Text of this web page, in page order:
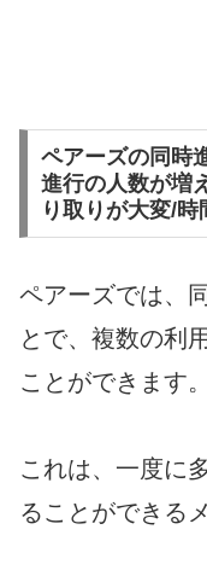
ペアーズの同時
進行の人数が増
り取りが大変/
ペアーズでは、
とで、複数の利
ことができます。
これは、一度に
ることができる